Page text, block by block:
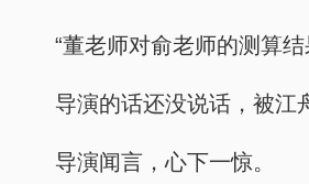
“董老师对俞老师的测算
导演的话还没说话，被江
导演闻言，心下一惊。